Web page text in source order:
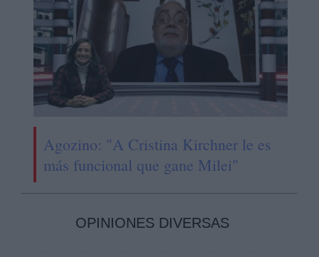
Agozino: "A Cristina Kirchner le es
más funcional que gane Milei"
OPINIONES DIVERSAS